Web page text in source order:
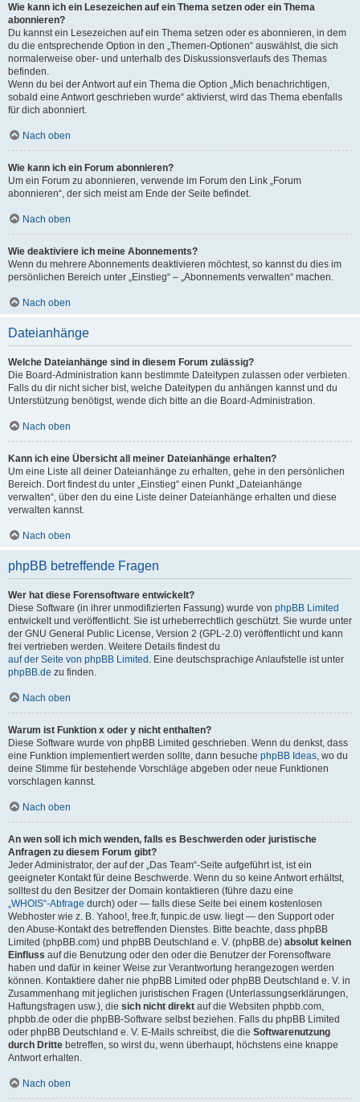
Wie kann ich ein Lesezeichen auf ein Thema setzen oder ein Thema
abonnieren?
Du kannst ein Lesezeichen auf ein Thema setzen oder es abonnieren, in dem
du die entsprechende Option in den „Themen-Optionen“ auswählst, die sich
normalerweise ober- und unterhalb des Diskussionsverlaufs des Themas
befinden.
Wenn du bei der Antwort auf ein Thema die Option „Mich benachrichtigen,
sobald eine Antwort geschrieben wurde“ aktivierst, wird das Thema ebenfalls
für dich abonniert.
Nach oben
Wie kann ich ein Forum abonnieren?
Um ein Forum zu abonnieren, verwende im Forum den Link „Forum
abonnieren“, der sich meist am Ende der Seite befindet.
Nach oben
Wie deaktiviere ich meine Abonnements?
Wenn du mehrere Abonnements deaktivieren möchtest, so kannst du dies im
persönlichen Bereich unter „Einstieg“ – „Abonnements verwalten“ machen.
Nach oben
Dateianhänge
Welche Dateianhänge sind in diesem Forum zulässig?
Die Board-Administration kann bestimmte Dateitypen zulassen oder verbieten.
Falls du dir nicht sicher bist, welche Dateitypen du anhängen kannst und du
Unterstützung benötigst, wende dich bitte an die Board-Administration.
Nach oben
Kann ich eine Übersicht all meiner Dateianhänge erhalten?
Um eine Liste all deiner Dateianhänge zu erhalten, gehe in den persönlichen
Bereich. Dort findest du unter „Einstieg“ einen Punkt „Dateianhänge
verwalten“, über den du eine Liste deiner Dateianhänge erhalten und diese
verwalten kannst.
Nach oben
phpBB betreffende Fragen
Wer hat diese Forensoftware entwickelt?
Diese Software (in ihrer unmodifizierten Fassung) wurde von phpBB Limited
entwickelt und veröffentlicht. Sie ist urheberrechtlich geschützt. Sie wurde unter
der GNU General Public License, Version 2 (GPL-2.0) veröffentlicht und kann
frei vertrieben werden. Weitere Details findest du
auf der Seite von phpBB Limited . Eine deutschsprachige Anlaufstelle ist unter
phpBB.de zu finden.
Nach oben
Warum ist Funktion x oder y nicht enthalten?
Diese Software wurde von phpBB Limited geschrieben. Wenn du denkst, dass
eine Funktion implementiert werden sollte, dann besuche phpBB Ideas , wo du
deine Stimme für bestehende Vorschläge abgeben oder neue Funktionen
vorschlagen kannst.
Nach oben
An wen soll ich mich wenden, falls es Beschwerden oder juristische
Anfragen zu diesem Forum gibt?
Jeder Administrator, der auf der „Das Team“-Seite aufgeführt ist, ist ein
geeigneter Kontakt für deine Beschwerde. Wenn du so keine Antwort erhältst,
solltest du den Besitzer der Domain kontaktieren (führe dazu eine
„WHOIS“-Abfrage durch) oder — falls diese Seite bei einem kostenlosen
Webhoster wie z. B. Yahoo!, free.fr, funpic.de usw. liegt — den Support oder
den Abuse-Kontakt des betreffenden Dienstes. Bitte beachte, dass phpBB
Limited (phpBB.com) und phpBB Deutschland e. V. (phpBB.de) absolut keinen
Einfluss auf die Benutzung oder den oder die Benutzer der Forensoftware
haben und dafür in keiner Weise zur Verantwortung herangezogen werden
können. Kontaktiere daher nie phpBB Limited oder phpBB Deutschland e. V. in
Zusammenhang mit jeglichen juristischen Fragen (Unterlassungserklärungen,
Haftungsfragen usw.), die sich nicht direkt auf die Websiten phpbb.com,
phpbb.de oder die phpBB-Software selbst beziehen. Falls du phpBB Limited
oder phpBB Deutschland e. V. E-Mails schreibst, die die Softwarenutzung
durch Dritte betreffen, so wirst du, wenn überhaupt, höchstens eine knappe
Antwort erhalten.
Nach oben